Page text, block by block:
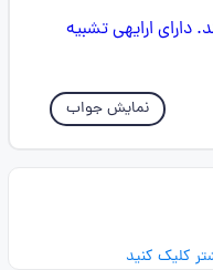
نمایش جواب
کلیک کنید